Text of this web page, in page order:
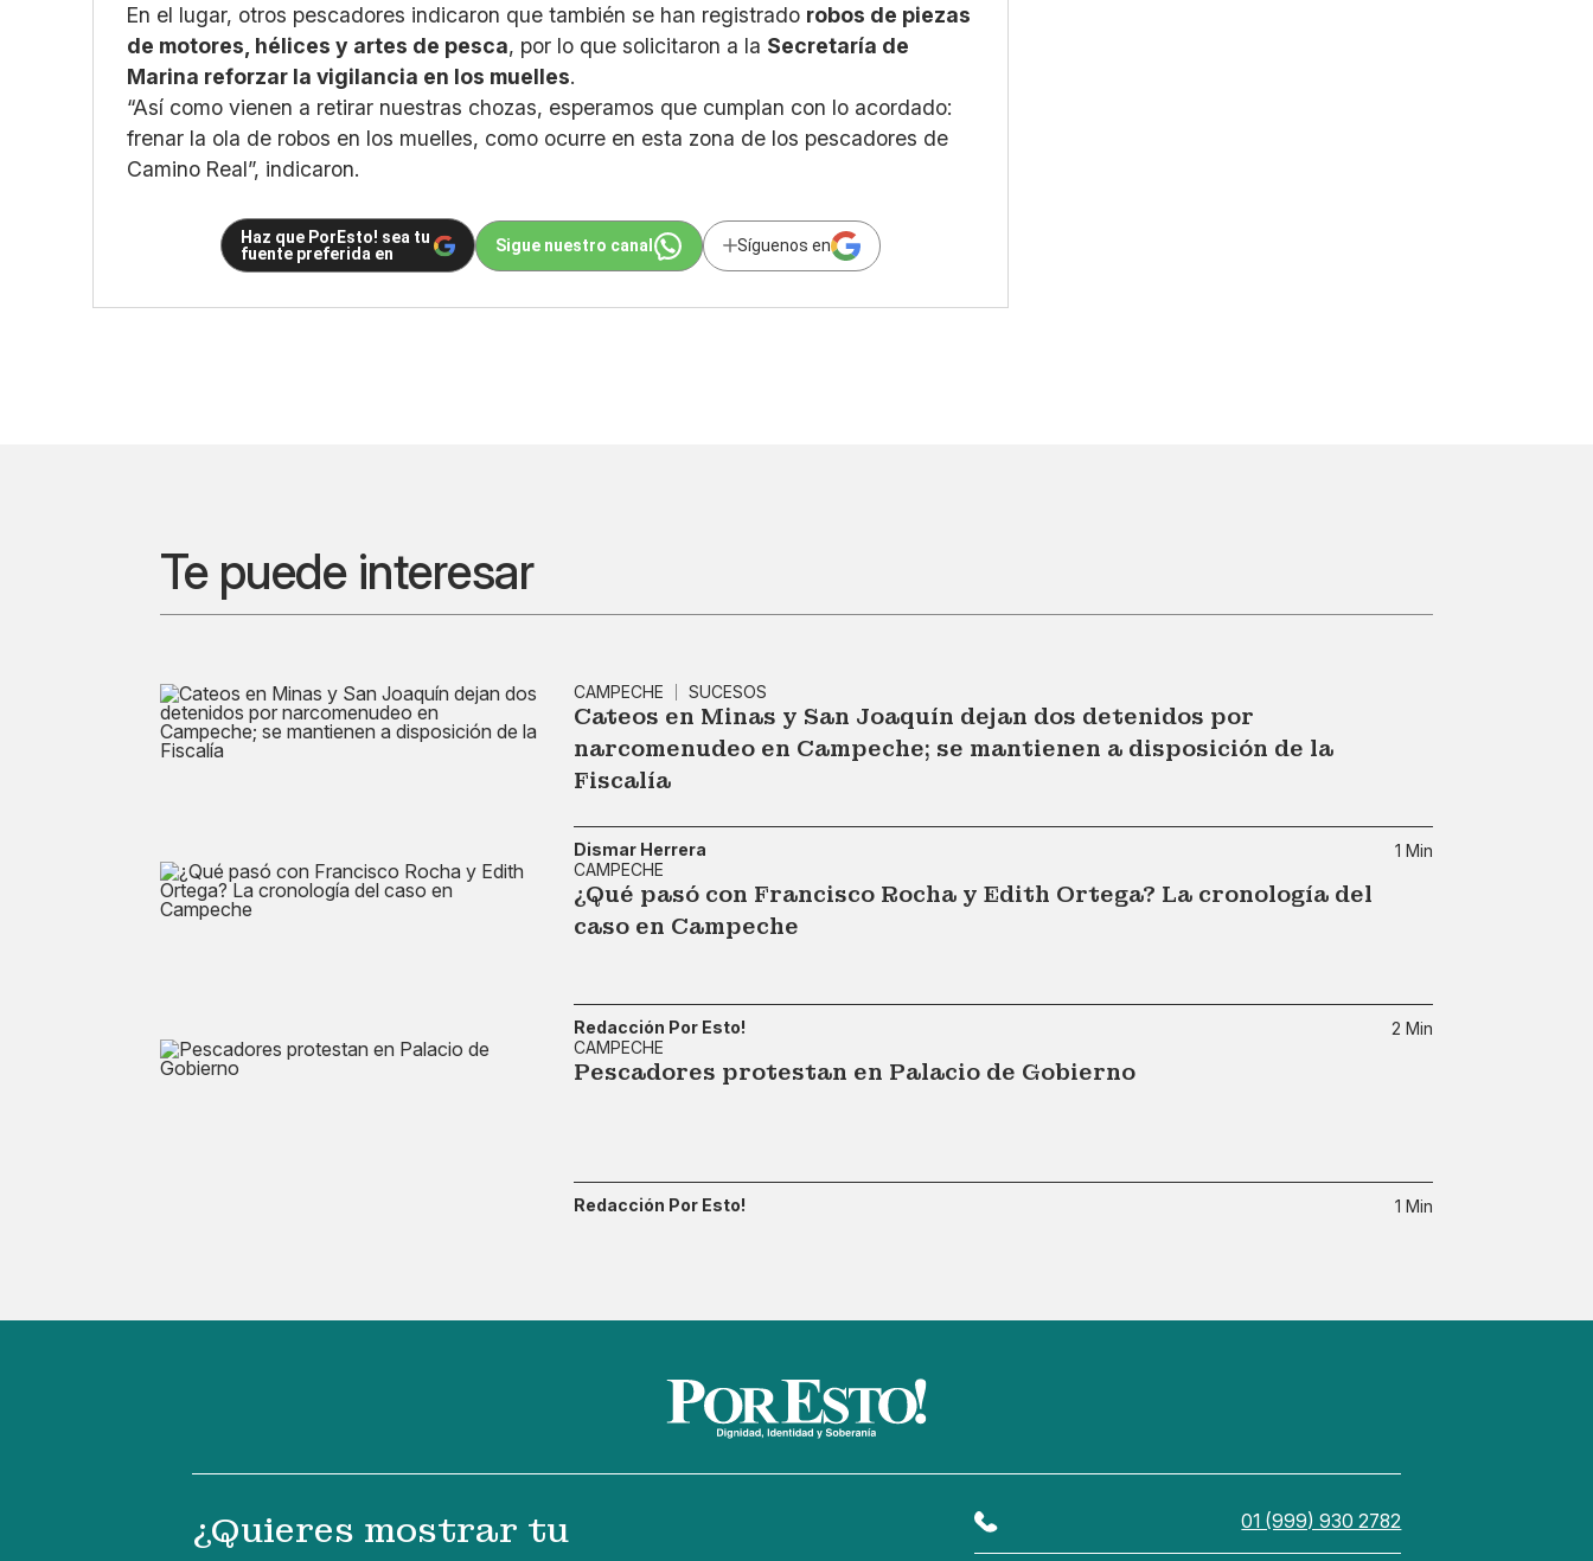
En el lugar, otros pescadores indicaron que también se han registrado robos de piezas
de motores, hélices y artes de pesca, por lo que solicitaron a la Secretaría de
Marina reforzar la vigilancia en los muelles.
“Así como vienen a retirar nuestras chozas, esperamos que cumplan con lo acordado:
frenar la ola de robos en los muelles, como ocurre en esta zona de los pescadores de
Camino Real”, indicaron.
Haz que PorEsto! sea tu
fuente preferida en
Sigue nuestro canal Síguenos en
Te puede interesar
CAMPECHE SUCESOS
Cateos en Minas y San Joaquín dejan dos detenidos por
narcomenudeo en Campeche; se mantienen a disposición de la
Fiscalía
Dismar Herrera
1 Min
CAMPECHE
¿Qué pasó con Francisco Rocha y Edith Ortega? La cronología del
caso en Campeche
Redacción Por Esto!
2 Min
CAMPECHE
Pescadores protestan en Palacio de Gobierno
Redacción Por Esto! 1 Min
¿Quieres mostrar tu
01 (999) 930 2782